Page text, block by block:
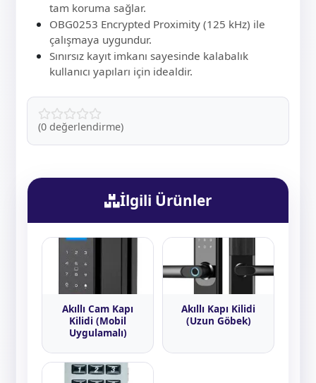
tam koruma sağlar.
OBG0253 Encrypted Proximity (125 kHz) ile
çalışmaya uygundur.
Sınırsız kayıt imkanı sayesinde kalabalık
kullanıcı yapıları için idealdir.
(0 değerlendirme)
İlgili Ürünler
Akıllı Cam Kapı
Kilidi (Mobil
Uygulamalı)
Akıllı Kapı Kilidi
(Uzun Göbek)